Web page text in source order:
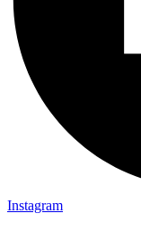
Instagram